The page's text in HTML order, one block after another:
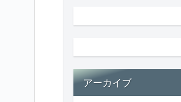
アーカイブ